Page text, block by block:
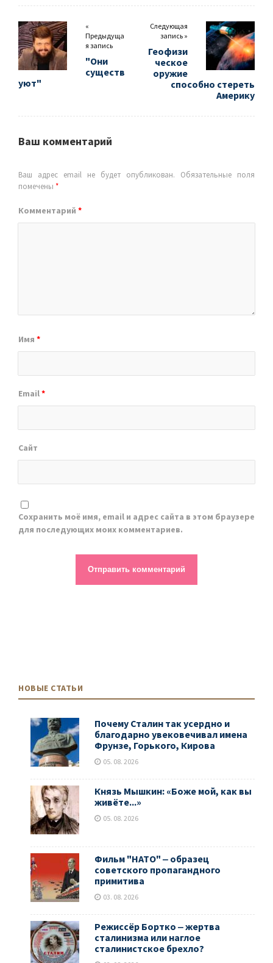
«
Предыдуща
я запись
"Они
существ
уют"
Следующая
запись »
Геофизи
ческое
оружие
способно стереть
Америку
Ваш комментарий
Ваш адрес email не будет опубликован.
Обязательные поля
помечены *
Комментарий *
Имя *
Email*
Сайт
Сохранить моё имя, email и адрес сайта в этом браузере
для последующих моих комментариев.
НОВЫЕ СТАТЬИ
Почему Сталин так усердно и
благодарно увековечивал имена
Фрунзе, Горького, Кирова
05. 08. 2026
Князь Мышкин: «Боже мой, как вы
живёте...»
05. 08. 2026
Фильм "НАТО" ‒ образец
советского пропагандного
примитива
03. 08. 2026
Режиссёр Бортко ‒ жертва
сталинизма или наглое
сталинистское брехло?